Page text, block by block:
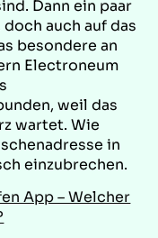
Dann ein paar
auch auf das
besondere an
Electroneum
weil das
wartet. Wie
in
einzubrechen.
App – Welcher